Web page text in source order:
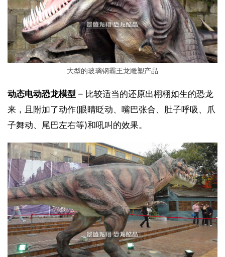
大型的玻璃钢霸王龙雕塑产品
动态电动恐龙模型 – 比较适当的还原出栩栩如生的恐龙
来，且附加了动作(眼睛眨动、嘴巴张合、肚子呼吸、爪
子舞动、尾巴左右等)和吼叫的效果。